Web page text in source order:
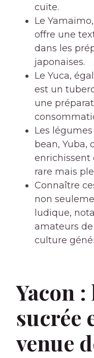
cuite.
Le
offre une
dans les
japonaises.
Le Yuca,
est un
une
Les
bean, Yuba,
enrichissent
rare mais
Connaître
non
ludique,
amateurs
culture
Yacon
sucrée
venue